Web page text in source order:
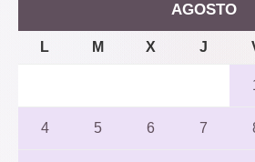
AGOSTO
L M X J
4 5 6 7